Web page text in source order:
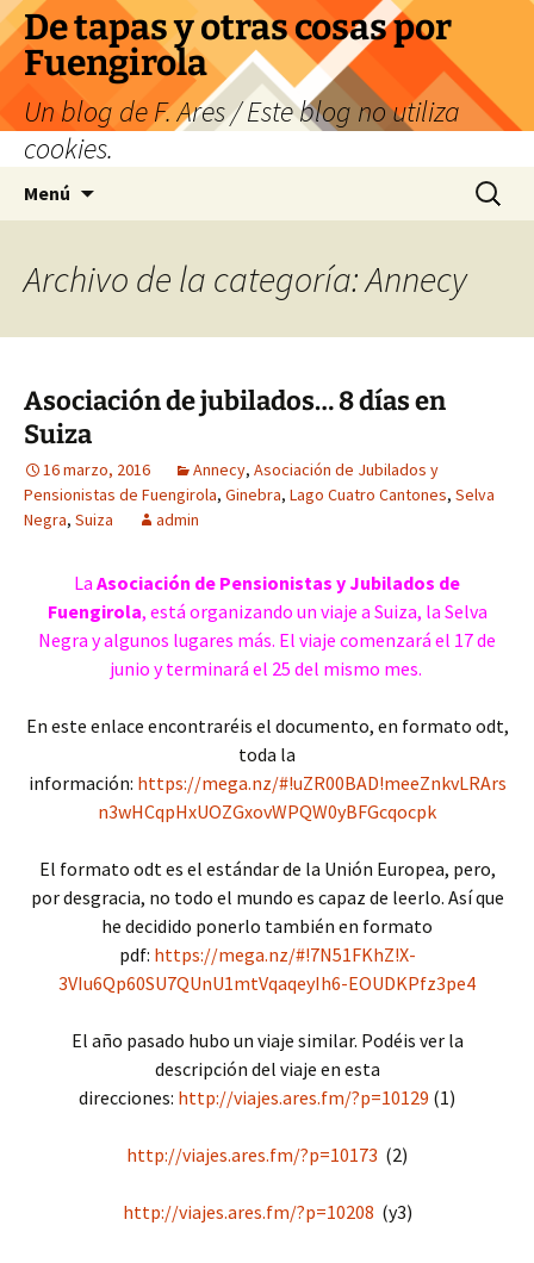
Saltar
al
contenido
De tapas y otras cosas por
Fuengirola
Un blog de F. Ares / Este blog no utiliza
cookies.
Menú Buscar:
Archivo de la categoría: Annecy
Asociación de jubilados… 8 días en
Suiza
16 marzo, 2016 Annecy, Asociación de Jubilados y
Pensionistas de Fuengirola, Ginebra, Lago Cuatro Cantones, Selva
Negra, Suiza admin
La Asociación de Pensionistas y Jubilados de
Fuengirola, está organizando un viaje a Suiza, la Selva
Negra y algunos lugares más. El viaje comenzará el 17 de
junio y terminará el 25 del mismo mes.
En este enlace encontraréis el documento, en formato odt,
toda la
información: https://mega.nz/#!uZR00BAD!meeZnkvLRArs
n3wHCqpHxUOZGxovWPQW0yBFGcqocpk
El formato odt es el estándar de la Unión Europea, pero,
por desgracia, no todo el mundo es capaz de leerlo. Así que
he decidido ponerlo también en formato
pdf: https://mega.nz/#!7N51FKhZ!X-
3VIu6Qp60SU7QUnU1mtVqaqeyIh6-EOUDKPfz3pe4
El año pasado hubo un viaje similar. Podéis ver la
descripción del viaje en esta
direcciones: http://viajes.ares.fm/?p=10129 (1)
http://viajes.ares.fm/?p=10173 (2)
http://viajes.ares.fm/?p=10208 (y3)